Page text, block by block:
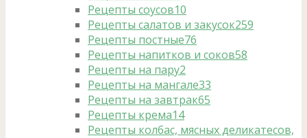
Рецепты соусов10
Рецепты салатов и закусок259
Рецепты постные76
Рецепты напитков и соков58
Рецепты на пару2
Рецепты на мангале33
Рецепты на завтрак65
Рецепты крема14
Рецепты колбас, мясных деликатесов,